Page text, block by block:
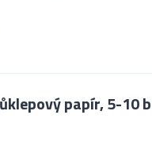
papír, 5-10